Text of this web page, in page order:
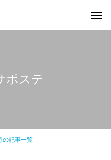
ポステ
の記事一覧